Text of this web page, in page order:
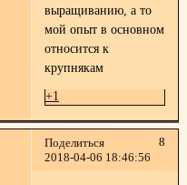
выращиванию, а то
мой опыт в основном
относится к
крупнякам
+1
Поделиться
8
2018-04-06 18:46:56